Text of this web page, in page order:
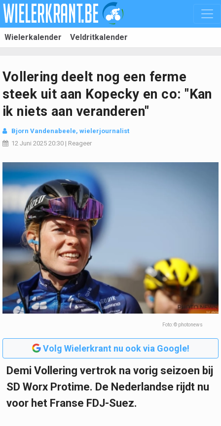
Wielerkalender Veldritkalender
Vollering deelt nog een ferme
steek uit aan Kopecky en co: "Kan
ik niets aan veranderen"
Bjorn Vandenabeele, wielerjournalist
12 Juni 2025 20:30 | Reageer
Foto: © photonews
Volg Wielerkrant nu ook via Google!
Demi Vollering vertrok na vorig seizoen bij
SD Worx Protime. De Nederlandse rijdt nu
voor het Franse FDJ-Suez.